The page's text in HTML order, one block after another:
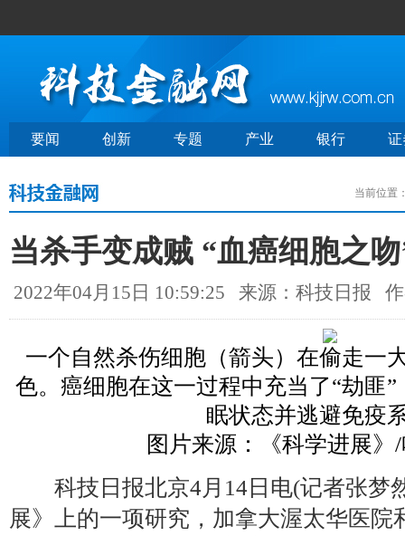
要闻 创新 专题 产业 银行 证
当前位置
当杀手变成贼 “血癌细胞之
2022年04月15日 10:59:25 来源：科技日报
一个自然杀伤细胞（箭头）在偷走一
色。癌细胞在这一过程中充当了“劫匪
眠状态并逃避免疫
图片来源：《科学进展》
科技日报北京4月14日电(记者张梦
展》上的一项研究，加拿大渥太华医院